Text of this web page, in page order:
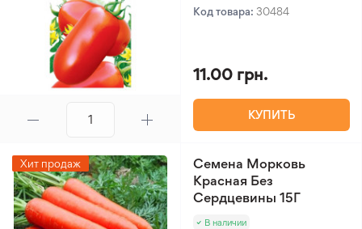
Код товара: 30484
11.00 грн.
КУПИТЬ
Хит продаж
Семена Морковь
Красная Без
Сердцевины 15Г
В наличии